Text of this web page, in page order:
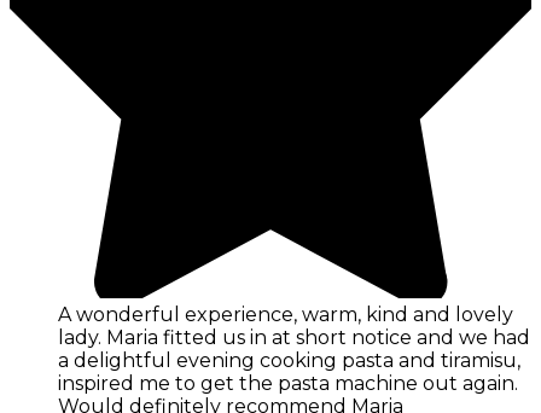
A wonderful experience, warm, kind and lovely
lady. Maria fitted us in at short notice and we had
a delightful evening cooking pasta and tiramisu,
inspired me to get the pasta machine out again.
Would definitely recommend Maria